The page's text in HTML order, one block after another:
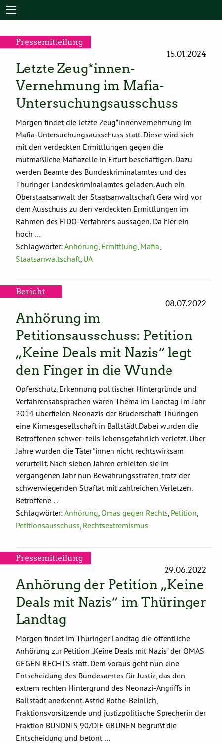
Pressemitteilung
15.01.2024
Letzte Zeug*innen-
Vernehmung im Mafia-
Untersuchungsausschuss
Morgen findet die letzte Zeug*innenvernehmung im
Mafia-Untersuchungsausschuss statt. Diese wird sich
mit den verdeckten Ermittlungen gegen die
mutmaßliche Mafiazelle in Erfurt beschäftigen. Dazu
werden Beamte des Bundeskriminalamtes und des
Thüringer Landeskriminalamtes geladen. Auch ein
Oberstaatsanwalt der Staatsanwaltschaft Gera wird vor
dem Ausschuss zu den verdeckten Ermittlungen im
Rahmen des FIDO-Verfahrens aussagen. Da hier ein
hoch …
Schlagwörter:Anhörung Ermittlung Mafia
Staatsanwaltschaft UA
Bericht
08.07.2022
Anhörung im
Petitionsausschuss: Petition
„Keine Deals mit Nazis“ legt
den Finger in die Wunde
Opferschutz, Erkennung politischer Hintergründe und
Verfahrensabsprachen waren Thema im Landtag Im Jahr
2014 überfielen Neonazis der Bruderschaft Thüringen
eine Kirmesgesellschaft in Ballstädt.Dabei wurden die
Betroffenen schwer- teils lebensgefährlich verletzt. Über
Jahre wurden die Täter*innen nicht rechtswirksam
verurteilt. Nach sieben Jahren erhielten sie im
vergangenen Jahr nun Bewährungsstrafen, trotz der
schwerwiegenden Straftat mit zahlreichen Verletzen.
Betroffene …
Schlagwörter:Anhörung, Omas gegen Rechts, Petition,
Petitionsausschuss, Rechtsextremismus
Pressemitteilung
29.06.2022
Anhörung der Petition „Keine
Deals mit Nazis“ im Thüringer
Landtag
Morgen findet im Thüringer Landtag die öffentliche
Anhörung zur Petition „Keine Deals mit Nazis“ der OMAS
GEGEN RECHTS statt. Dem voraus geht nun eine
Entscheidung des Bundesamtes für Justiz, das den
extrem rechten Hintergrund des Neonazi-Angriffs in
Ballstädt anerkennt. Astrid Rothe-Beinlich,
Fraktionsvorsitzende und justizpolitische Sprecherin der
Fraktion BÜNDNIS 90/DIE GRÜNEN begrüßt die
Entscheidung und betont …